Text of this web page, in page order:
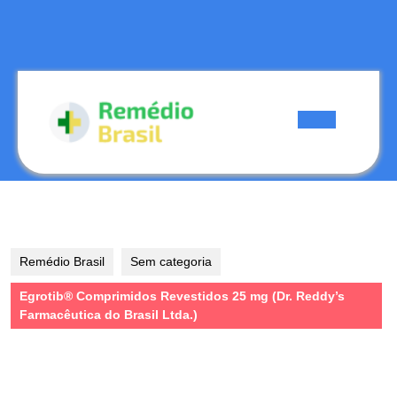
Remédio Brasil Sem categoria
Egrotib® Comprimidos Revestidos 25 mg (Dr. Reddy’s
Farmacêutica do Brasil Ltda.)